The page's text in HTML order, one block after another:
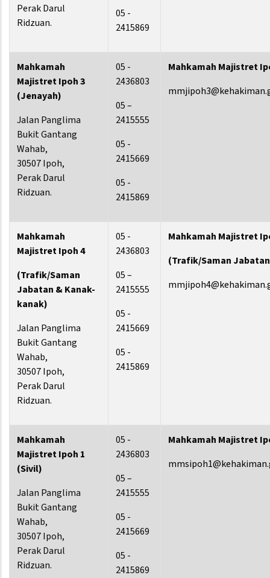
Perak Darul
Ridzuan.
05 -
2415869
Mahkamah
Majistret Ipoh 3
(Jenayah)
Jalan Panglima
Bukit Gantang
Wahab,
30507 Ipoh,
Perak Darul
Ridzuan.
05 -
2436803
05 –
2415555
05 -
2415669
05 -
2415869
Mahkamah Majistret
Mahkamah
Majistret Ipoh 4
(Trafik/Saman
Jabatan & Kanak-
kanak)
Jalan Panglima
Bukit Gantang
Wahab,
30507 Ipoh,
Perak Darul
Ridzuan.
05 -
2436803
05 –
2415555
05 -
2415669
05 -
2415869
Mahkamah Majistret
(Trafik/Saman
Mahkamah
Majistret Ipoh 1
(Sivil)
Jalan Panglima
Bukit Gantang
Wahab,
30507 Ipoh,
Perak Darul
Ridzuan.
05 -
2436803
05 –
2415555
05 -
2415669
05 -
2415869
Mahkamah Majistret